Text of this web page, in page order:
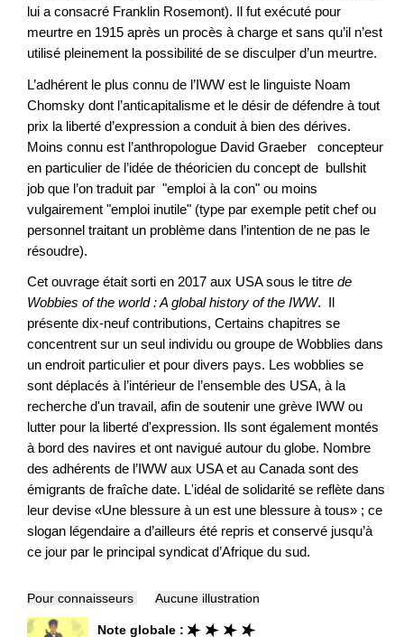
lui a consacré Franklin Rosemont). Il fut exécuté pour
meurtre en 1915 après un procès à charge et sans qu’il n’est
utilisé pleinement la possibilité de se disculper d’un meurtre.
L’adhérent le plus connu de l’IWW est le linguiste Noam
Chomsky dont l’anticapitalisme et le désir de défendre à tout
prix la liberté d’expression a conduit à bien des dérives.
Moins connu est l’anthropologue David Graeber concepteur
en particulier de l’idée de théoricien du concept de bullshit
job que l’on traduit par "emploi à la con" ou moins
vulgairement "emploi inutile" (type par exemple petit chef ou
personnel traitant un problème dans l’intention de ne pas le
résoudre).
Cet ouvrage était sorti en 2017 aux USA sous le titre de
Wobbies of the world : A global history of the IWW. Il
présente dix-neuf contributions, Certains chapitres se
concentrent sur un seul individu ou groupe de Wobblies dans
un endroit particulier et pour divers pays. Les wobblies se
sont déplacés à l’intérieur de l’ensemble des USA, à la
recherche d'un travail, afin de soutenir une grève IWW ou
lutter pour la liberté d'expression. Ils sont également montés
à bord des navires et ont navigué autour du globe. Nombre
des adhérents de l’IWW aux USA et au Canada sont des
émigrants de fraîche date. L'idéal de solidarité se reflète dans
leur devise «Une blessure à un est une blessure à tous» ; ce
slogan légendaire a d’ailleurs été repris et conservé jusqu’à
ce jour par le principal syndicat d’Afrique du sud.
Pour connaisseurs Aucune illustration
Note globale :